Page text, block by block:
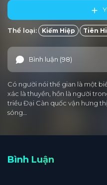
Thể loại: Kiếm Hiệp Tiên
Bình luận (98)
Có người nói thế gian là một
xác là thuyền, hồn là người
triều Đại Càn quốc vận hưng
sóng…
Bình Luận